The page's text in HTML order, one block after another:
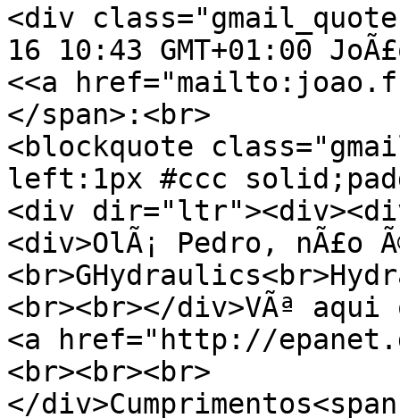
<div
16 10:43 GMT+01:00
<<a
</span>:<br>
<blockquote
left:1px #ccc
<div
<div>OlÃ¡ Pedro, nÃ£o
<br><br></div>VÃª
<a href="http://
<br><br><br>
</